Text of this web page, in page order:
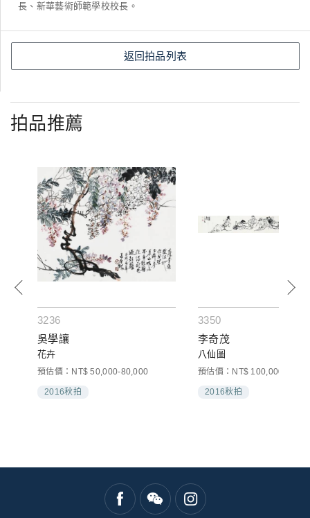
長、新華藝術師範學校校長。
返回拍品列表
拍品推薦
3236
吳學讓
花卉
預估價：NT$ 50,000-80,000
2016秋拍
3350
李奇茂
八仙圖
預估價：NT$ 100,000-
2016秋拍